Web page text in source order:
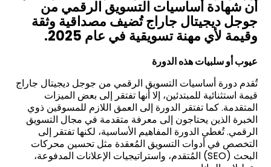
أن شهادة أساسيات التسويق الرقمي من
جوجل ديجيتال جاراج تُضيف مصداقية وثقة
وقيمة لأي مهنة تسويقية في عام 2025.
عيوب أو سلبيات هذه الدورة
تُقدم دورة أساسيات التسويق الرقمي من جوجل ديجيتال جاراج
قيمة استثنائية للمبتدئين، إلا أنها تفتقر إلى بعض الميزات
المتقدمة. كما تفتقر الدورة إلى العمق اللازم للمسوقين ذوي
الخبرة الذين يحتاجون إلى معرفة متقدمة في مجال التسويق
الرقمي. تُغطي الدورة المفاهيم الأساسية، لكنها تفتقر إلى
التخصص في أدوات التسويق المُعقدة مثل تحسين محركات
البحث (SEO) المُتقدم، واستراتيجيات الإعلانات المدفوعة،